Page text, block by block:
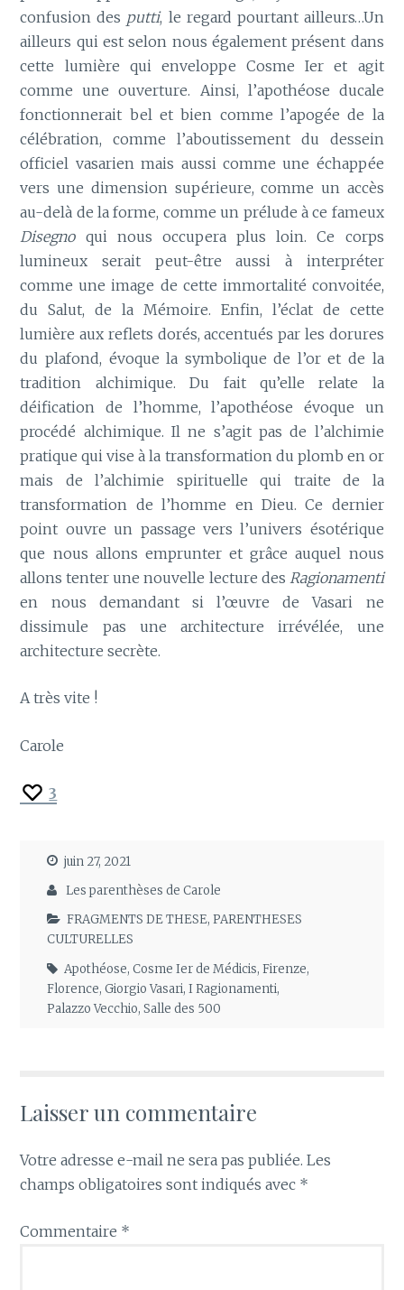
confusion des putti, le regard pourtant ailleurs…Un
ailleurs qui est selon nous également présent dans
cette lumière qui enveloppe Cosme Ier et agit
comme une ouverture. Ainsi, l’apothéose ducale
fonctionnerait bel et bien comme l’apogée de la
célébration, comme l’aboutissement du dessein
officiel vasarien mais aussi comme une échappée
vers une dimension supérieure, comme un accès
au-delà de la forme, comme un prélude à ce fameux
Disegnoqui nous occupera plus loin. Ce corps
lumineux serait peut-être aussi à interpréter
comme une image de cette immortalité convoitée,
du Salut, de la Mémoire. Enfin, l’éclat de cette
lumière aux reflets dorés, accentués par les dorures
du plafond, évoque la symbolique de l’or et de la
tradition alchimique. Du fait qu’elle relate la
déification de l’homme, l’apothéose évoque un
procédé alchimique. Il ne s’agit pas de l’alchimie
pratique qui vise à la transformation du plomb en or
mais de l’alchimie spirituelle qui traite de la
transformation de l’homme en Dieu. Ce dernier
point ouvre un passage vers l’univers ésotérique
que nous allons emprunter et grâce auquel nous
allons tenter une nouvelle lecture des Ragionamenti
en nous demandant si l’œuvre de Vasari ne
dissimule pas une architecture irrévélée, une
architecture secrète.
A très vite !
Carole
3
juin 27, 2021
Les parenthèses de Carole
FRAGMENTS DE THESE,PARENTHESES
CULTURELLES
Apothéose,Cosme Ier de Médicis,Firenze,
Florence,Giorgio Vasari,I Ragionamenti,
Palazzo Vecchio,Salle des 500
Laisser un commentaire
Votre adresse e-mail ne sera pas publiée. Les
champs obligatoires sont indiqués avec *
Commentaire *